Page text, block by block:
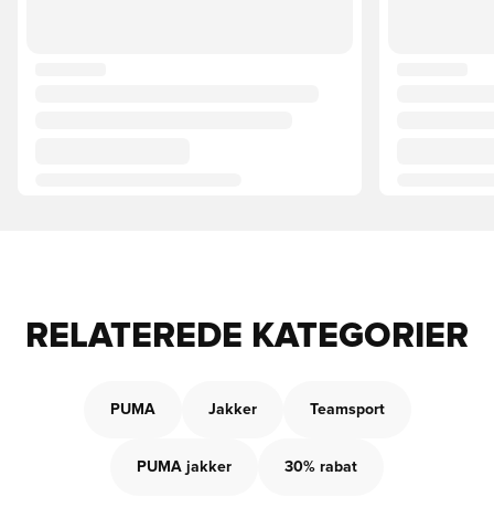
RELATEREDE KATEGORIER
PUMA Jakker Teamsport
PUMA jakker 30% rabat